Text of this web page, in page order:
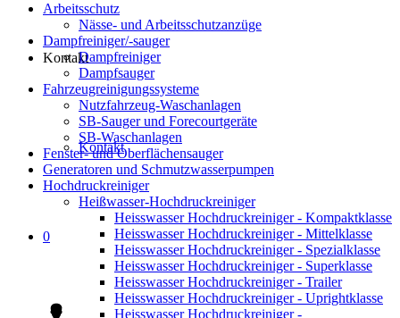
Kontakt
Kontakt
0
Arbeitsschutz
Nässe- und Arbeitsschutzanzüge
Dampfreiniger/-sauger
Dampfreiniger
Dampfsauger
Fahrzeugreinigungssysteme
Nutzfahrzeug-Waschanlagen
SB-Sauger und Forecourtgeräte
SB-Waschanlagen
Fenster- und Oberflächensauger
Generatoren und Schmutzwasserpumpen
Hochdruckreiniger
Heißwasser-Hochdruckreiniger
Heisswasser Hochdruckreiniger - Kompaktklasse
Heisswasser Hochdruckreiniger - Mittelklasse
Heisswasser Hochdruckreiniger - Spezialklasse
Heisswasser Hochdruckreiniger - Superklasse
Heisswasser Hochdruckreiniger - Trailer
Heisswasser Hochdruckreiniger - Uprightklasse
Heisswasser Hochdruckreiniger -